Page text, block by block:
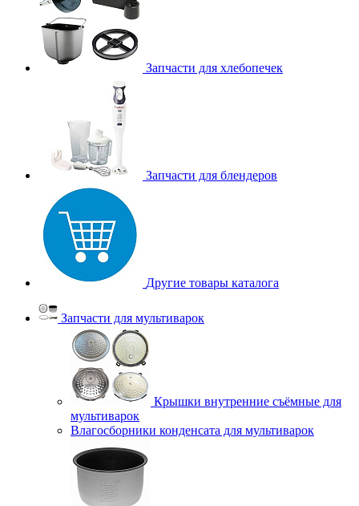
Запчасти для хлебопечек
Запчасти для блендеров
Другие товары каталога
Запчасти для мультиварок
Крышки внутренние съёмные для
мультиварок
Влагосборники конденсата для мультиварок